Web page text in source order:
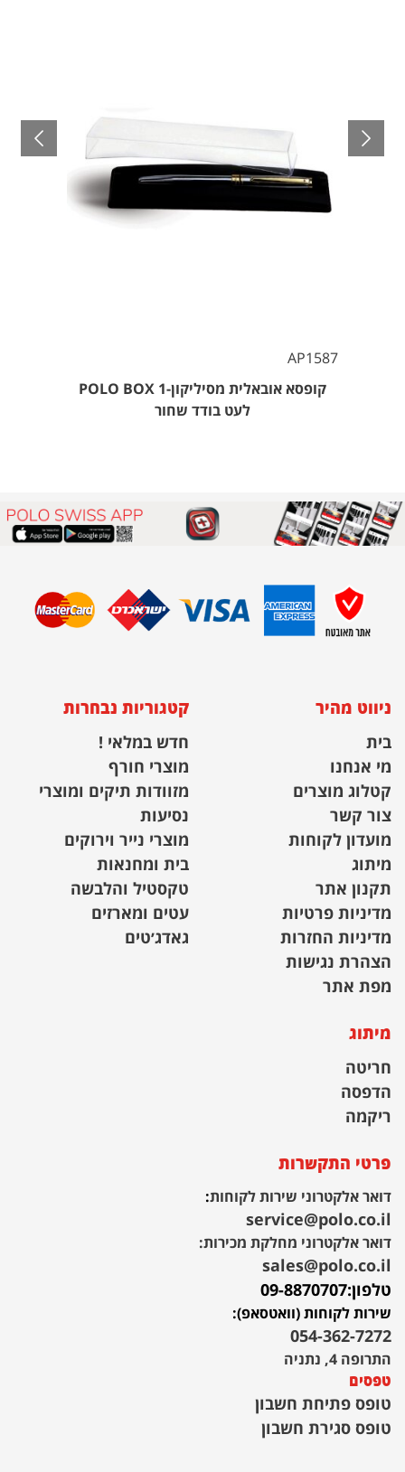
AP1587
קופסא אובאלית מסיליקון-POLO BOX 1
לעט בודד שחור
ניווט מהיר
בית
מי אנחנו
קטלוג מוצרים
צור קשר
מועדון לקוחות
מיתוג
תקנון אתר
מדיניות פרטיות
מדיניות החזרות
הצהרת נגישות
מפת אתר
קטגוריות נבחרות
חדש במלאי !
מוצרי חורף
מזוודות תיקים ומוצרי
נסיעות
מוצרי נייר וירוקים
בית ומחנאות
טקסטיל והלבשה
עטים ומארזים
גאדג׳טים
מיתוג
חריטה
הדפסה
ריקמה
פרטי התקשרות
דואר אלקטרוני שירות לקוחות:
service@polo.co.il
דואר אלקטרוני מחלקת מכירות:
sales@polo.co.il
טלפון:09-8870707
שירות לקוחות (וואטסאפ):
054-362-7272
התרופה 4, נתניה
טפסים
טופס פתיחת חשבון
טופס סגירת חשבון